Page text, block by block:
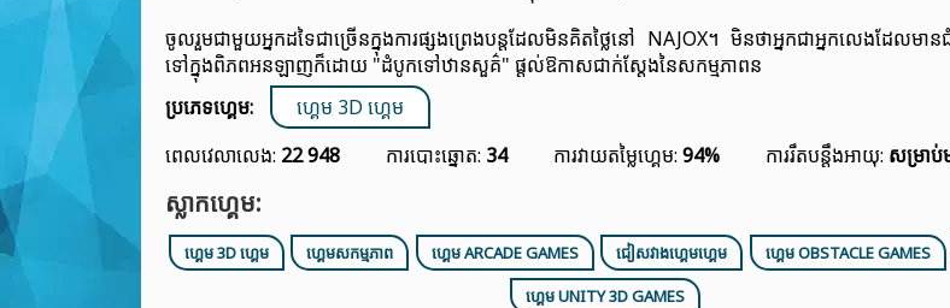
ចូលរួមជាមួយអ្នកដទៃជាច្រើនក្នុងការផ្សងព្រេងបន្តដែលមិនគិតថ្លៃនៅ NAJOX។ មិនថាអ្នកជាអ្នកលេងដែលមា
ទៅក្នុងពិភពអនឡាញក៏ដោយ "ដំបូកទៅឋានសួគ៌" ផ្តល់ឱកាសជាក់ស្តែងនៃសកម្មភាពន
ប្រភេទហ្គេម:
ហ្គេម 3D ហ្គេម
ពេលវេលាលេង: 22 948 ការបោះឆ្នោត: 34 ការវាយតម្លៃហ្គេម: 94% ការរឹតបន្តឹងអាយុ: សម្រា
ស្លាកហ្គេម:
ហ្គេម 3D ហ្គេម ហ្គេមសកម្មភាព ហ្គេម ARCADE GAMES ជៀសវាងហ្គេមហ្គេម ហ្គេម OBSTACLE GAMES
ហ្គេម UNITY 3D GAMES